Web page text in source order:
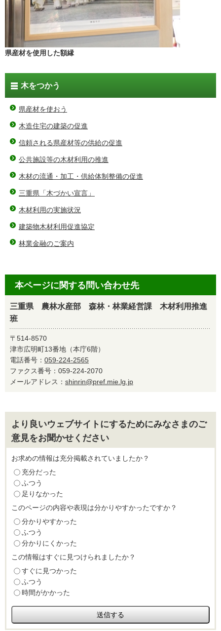
県産材を使用した額縁
木をつかう
県産材を使おう
木造住宅の建築の促進
信頼される県産材等の供給の促進
公共施設等の木材利用の推進
木材の流通・加工・供給体制整備の促進
三重県「木づかい宣言」
木材利用の実施状況
建築物木材利用促進協定
林業金融のご案内
本ページに関する問い合わせ先
三重県 農林水産部 森林・林業経営課 木材利用推進
班
〒514-8570
津市広明町13番地（本庁6階）
電話番号： 059-224-2565
ファクス番号：059-224-2070
メールアドレス： shinrin@pref.mie.lg.jp
より良いウェブサイトにするためにみなさまのご
意見をお聞かせください
お求めの情報は充分掲載されていましたか？
充分だった
ふつう
足りなかった
このページの内容や表現は分かりやすかったですか？
分かりやすかった
ふつう
分かりにくかった
この情報はすぐに見つけられましたか？
すぐに見つかった
ふつう
時間がかかった